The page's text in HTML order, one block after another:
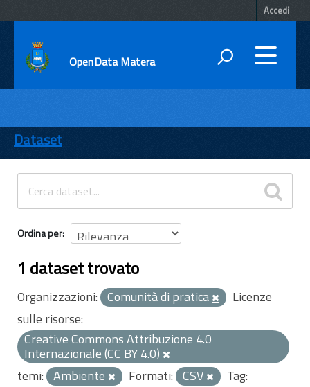
Accedi
OpenData Matera
ENTI
TEMI
INFORMAZIONI
Dataset
Ordina per
1 dataset trovato
Organizzazioni: Comunità di pratica
Licenze
sulle risorse:
Creative Commons Attribuzione 4.0
Internazionale (CC BY 4.0)
temi: Ambiente Formati: CSV
Tag: